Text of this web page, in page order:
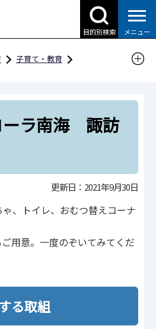
目的別検索 メニュー
子育て・教育
子育て環境に関わる取組
応援団
西区
ーラ南海 諏訪
更新日：2021年9月30日
、トイレ、おむつ替えコーナ
用意。一度のぞいてみてくだ
る取組